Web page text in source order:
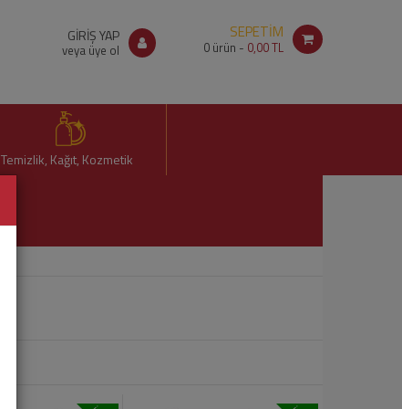
GİRİŞ YAP
veya üye ol
SEPETİM
0 ürün - 0,00 TL
Temizlik, Kağıt, Kozmetik